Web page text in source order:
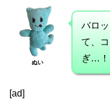
ぬい
バロ
て、
ぎ…！
[ad]